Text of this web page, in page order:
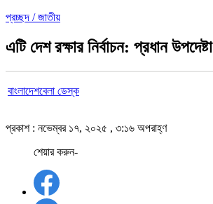
প্রচ্ছদ /জাতীয়
এটি দেশ রক্ষার নির্বাচন: প্রধান উপদেষ্টা
বাংলাদেশবেলা ডেস্ক
প্রকাশ : নভেম্বর ১৭, ২০২৫ , ৩:১৬ অপরাহ্ণ
শেয়ার করুন-